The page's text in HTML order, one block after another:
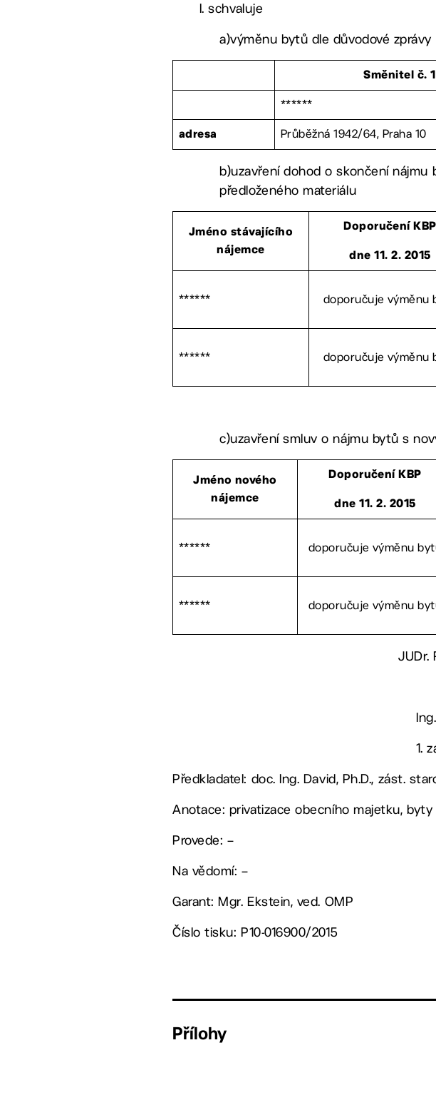
I. schvaluje
a)výměnu bytů dle důvodové
Směnitel č. 1
******
adresa Průběžná 1942/64, Praha 10
b)uzavření dohod o skončení nájmu
předloženého materiálu
Jméno stávajícího
nájemce
Doporučení KBP
dne 11. 2. 2015
****** doporučuje výměnu
****** doporučuje výměnu
c)uzavření smluv o nájmu bytů s
Jméno nového
nájemce
Doporučení KBP
dne 11. 2. 2015
****** doporučuje výměnu
****** doporučuje výměnu
JUDr.
1.
Předkladatel: doc. Ing. David, Ph.D., zást.
Anotace: privatizace obecního majetku, byty
Provede: –
Na vědomí: –
Garant: Mgr. Ekstein, ved. OMP
Číslo tisku: P10-016900/2015
Přílohy